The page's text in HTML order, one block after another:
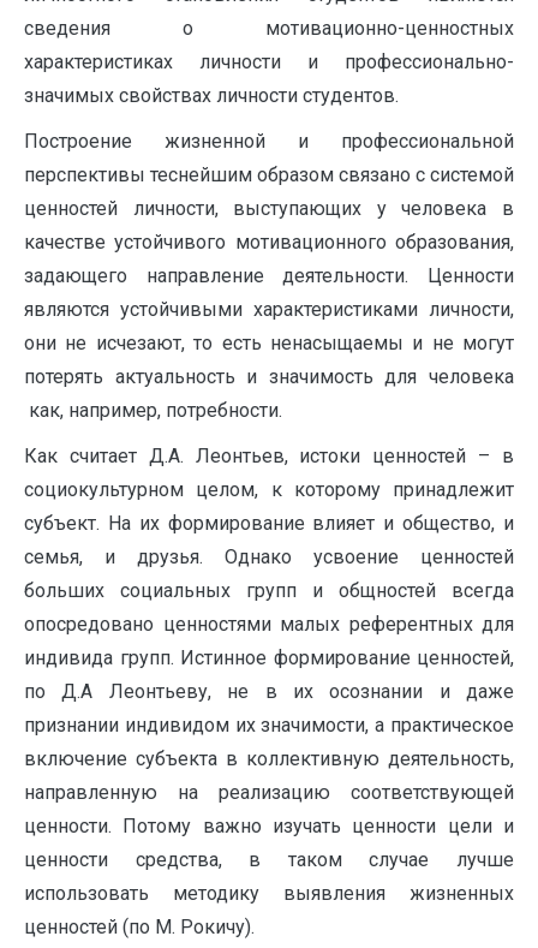
сведения о мотивационно-ценностных
характеристиках личности и профессионально-
значимых свойствах личности студентов.
Построение жизненной и профессиональной
перспективы теснейшим образом связано с системой
ценностей личности, выступающих у человека в
качестве устойчивого мотивационного образования,
задающего направление деятельности. Ценности
являются устойчивыми характеристиками личности,
они не исчезают, то есть ненасыщаемы и не могут
потерять актуальность и значимость для человека
как, например, потребности.
Как считает Д.А. Леонтьев, истоки ценностей – в
социокультурном целом, к которому принадлежит
субъект. На их формирование влияет и общество, и
семья, и друзья. Однако усвоение ценностей
больших социальных групп и общностей всегда
опосредовано ценностями малых референтных для
индивида групп. Истинное формирование ценностей,
по Д.А Леонтьеву, не в их осознании и даже
признании индивидом их значимости, а практическое
включение субъекта в коллективную деятельность,
направленную на реализацию соответствующей
ценности. Потому важно изучать ценности цели и
ценности средства, в таком случае лучше
использовать методику выявления жизненных
ценностей (по М. Рокичу).